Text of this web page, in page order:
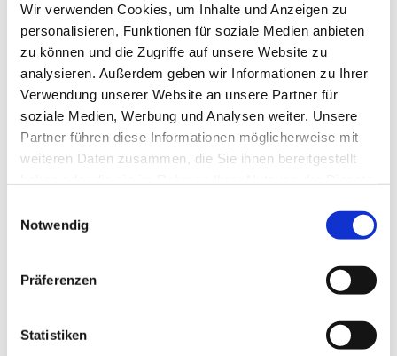
Wir verwenden Cookies, um Inhalte und Anzeigen zu
personalisieren, Funktionen für soziale Medien anbieten
zu können und die Zugriffe auf unsere Website zu
analysieren. Außerdem geben wir Informationen zu Ihrer
Verwendung unserer Website an unsere Partner für
soziale Medien, Werbung und Analysen weiter. Unsere
Partner führen diese Informationen möglicherweise mit
weiteren Daten zusammen, die Sie ihnen bereitgestellt
Notwendig
Präferenzen
Statistiken
Dies könnte Sie auch
interessieren